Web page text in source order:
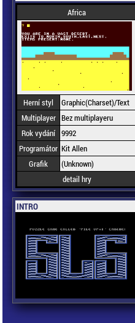
Africa
Herní styl
Graphic(Charset)/Text
Multiplayer Bez multiplayeru
Rok vydání 9992
Programátor Kit Allen
Grafik
(Unknown)
detail hry
INTRO